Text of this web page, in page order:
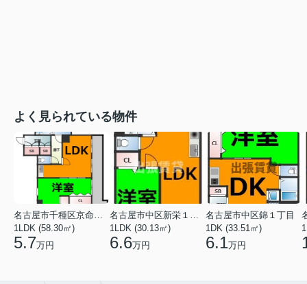
よく見られている物件
1LDK (58.30㎡)
5.7万円
1LDK (30.13㎡)
6.6万円
名古屋市中区錦１丁目
1DK (33.51㎡)
6.1万円